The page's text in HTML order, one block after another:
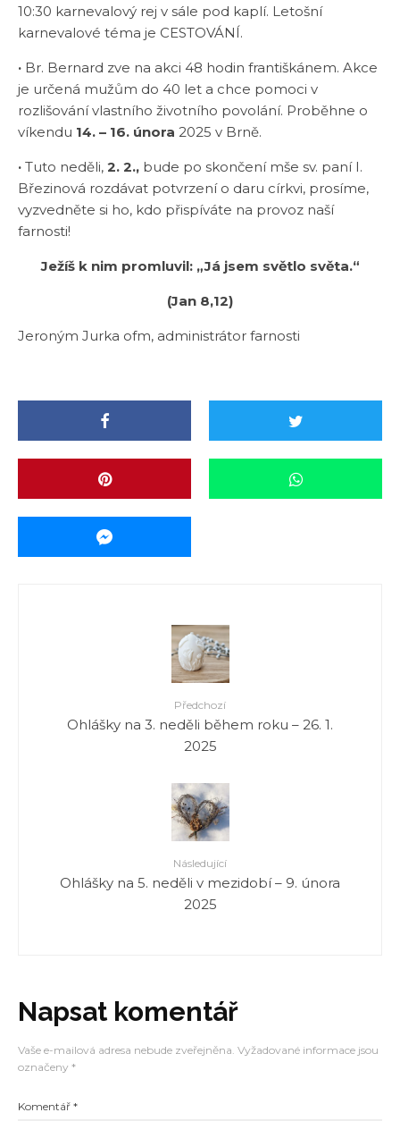
10:30 karnevalový rej v sále pod kaplí. Letošní
karnevalové téma je CESTOVÁNÍ.
· Br. Bernard zve na akci 48 hodin františkánem. Akce
je určená mužům do 40 let a chce pomoci v
rozlišování vlastního životního povolání. Proběhne o
víkendu 14. – 16. února 2025 v Brně.
· Tuto neděli, 2. 2., bude po skončení mše sv. paní I.
Březinová rozdávat potvrzení o daru církvi, prosíme,
vyzvedněte si ho, kdo přispíváte na provoz naší
farnosti!
Ježíš k nim promluvil: „Já jsem světlo světa.“
(Jan 8,12)
Jeroným Jurka ofm, administrátor farnosti
Předchozí
Ohlášky na 3. neděli během roku – 26. 1.
2025
Následující
Ohlášky na 5. neděli v mezidobí – 9. února
2025
Napsat komentář
Vaše e-mailová adresa nebude zveřejněna. Vyžadované informace jsou
označeny *
Komentář *